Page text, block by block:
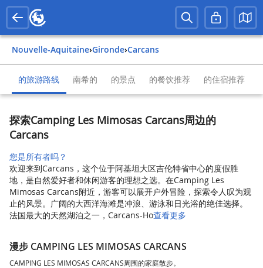
Nouvelle-Aquitaine› Gironde› Carcans
的旅游路线 南希的 的景点 的餐饮推荐 的住宿推荐
探索Camping Les Mimosas Carcans周边的
Carcans
您是所有者吗？
欢迎来到Carcans，这个位于阿基坦大区吉伦特省中心的度假胜
地，是自然爱好者和休闲游客的理想之选。在Camping Les
Mimosas Carcans附近，游客可以展开户外冒险，探索令人叹为观
止的风景。广阔的大西洋海滩是冲浪、游泳和日光浴的绝佳选择。
法国最大的天然湖泊之一，Carcans-Ho查看更多
漫步 CAMPING LES MIMOSAS CARCANS
CAMPING LES MIMOSAS CARCANS周围的家庭散步。